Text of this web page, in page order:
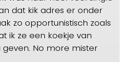
dat kik adres er onder
zo opportunistisch zoals
ik ze een koekje van
No more mister